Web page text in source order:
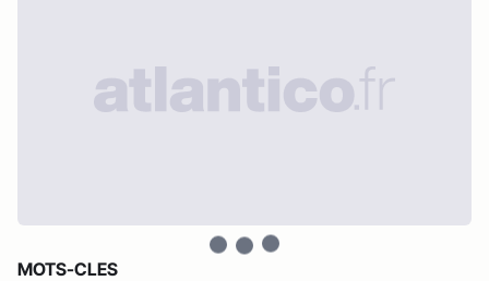
MOTS-CLES